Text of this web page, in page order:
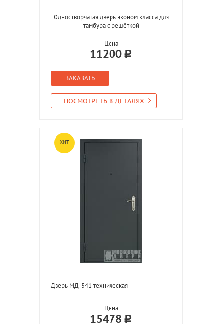
Одностворчатая дверь эконом класса для
тамбура с решёткой
Цена
11200
ЗАКАЗАТЬ
ПОСМОТРЕТЬ В ДЕТАЛЯХ
ХИТ
Дверь МД-541 техническая
Цена
15478